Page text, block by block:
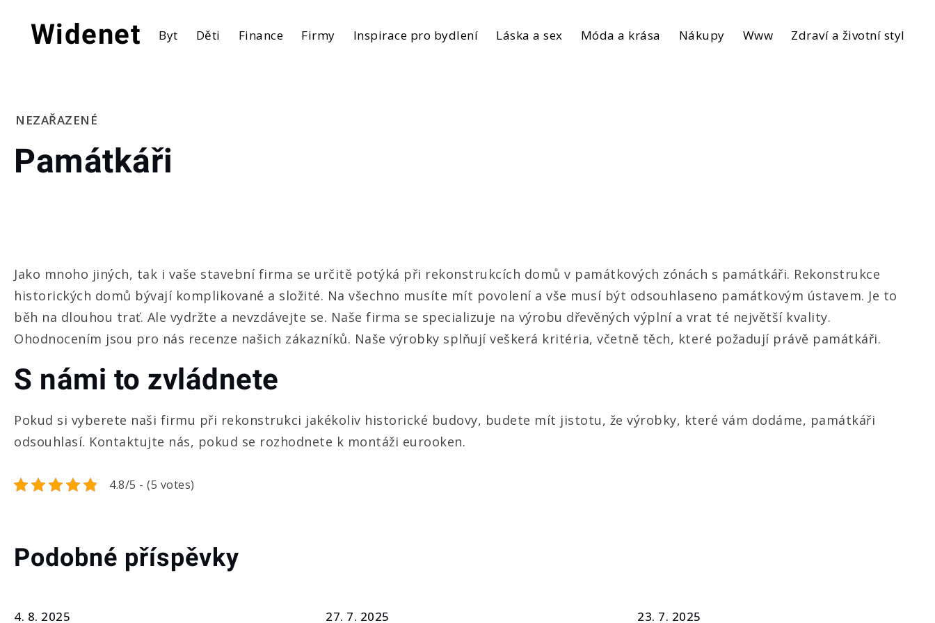
contentWidenet Byt Děti Finance Firmy Inspirace pro bydlení Láska a sex Móda a krása Nákupy Www Zdraví a životní styl
Home
NEZAŘAZENÉ
Památkáři
Jako mnoho jiných, tak i vaše stavební firma se určitě potýká při rekonstrukcích domů v památkových zónách s památkáři. Rekonstrukce
historických domů bývají komplikované a složité. Na všechno musíte mít povolení a vše musí být odsouhlaseno památkovým ústavem. Je to
běh na dlouhou trať. Ale vydržte a nevzdávejte se. Naše firma se specializuje na výrobu dřevěných výplní a vrat té největší kvality.
Ohodnocením jsou pro nás recenze našich zákazníků. Naše výrobky splňují veškerá kritéria, včetně těch, které požadují právě památkáři.
S námi to zvládnete
Pokud si vyberete naši firmu při rekonstrukci jakékoliv historické budovy, budete mít jistotu, že výrobky, které vám dodáme, památkáři
odsouhlasí. Kontaktujte nás, pokud se rozhodnete k montáži eurooken.
4.8/5 - (5 votes)
Podobné příspěvky
4. 8. 2025 27. 7. 2025 23. 7. 2025